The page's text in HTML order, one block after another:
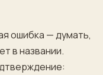
ошибка — думать,
в названии.